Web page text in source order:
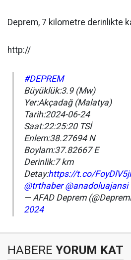
Deprem, 7 kilometre derinlikte
http://
#DEPREM
Büyüklük:3.9 (Mw)
Yer:Akçadağ (Malatya)
Tarih:2024-06-24
Saat:22:25:20 TSİ
Enlem:38.27694 N
Boylam:37.82667 E
Derinlik:7 km
Detay:https://t.co/
@trthaber @anadoluajansi
— AFAD Deprem
2024
HABERE YORUM KAT